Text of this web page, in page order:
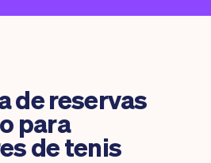
de reservas
para
de tenis